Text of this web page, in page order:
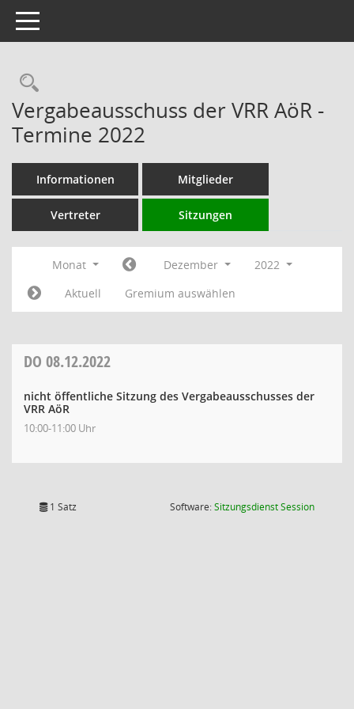
Toggle navigation
Rechercheauswahl
Vergabeausschuss der VRR AöR -
Termine 2022
Informationen Mitglieder
Vertreter Sitzungen
Monat Dezember
2022
Aktuell
Gremium auswählen
DO 08.12.2022
nicht öffentliche Sitzung des Vergabeausschusses der
VRR AöR
10:00-11:00 Uhr
1 Satz Software:SitzungsdienstSession(Wird in